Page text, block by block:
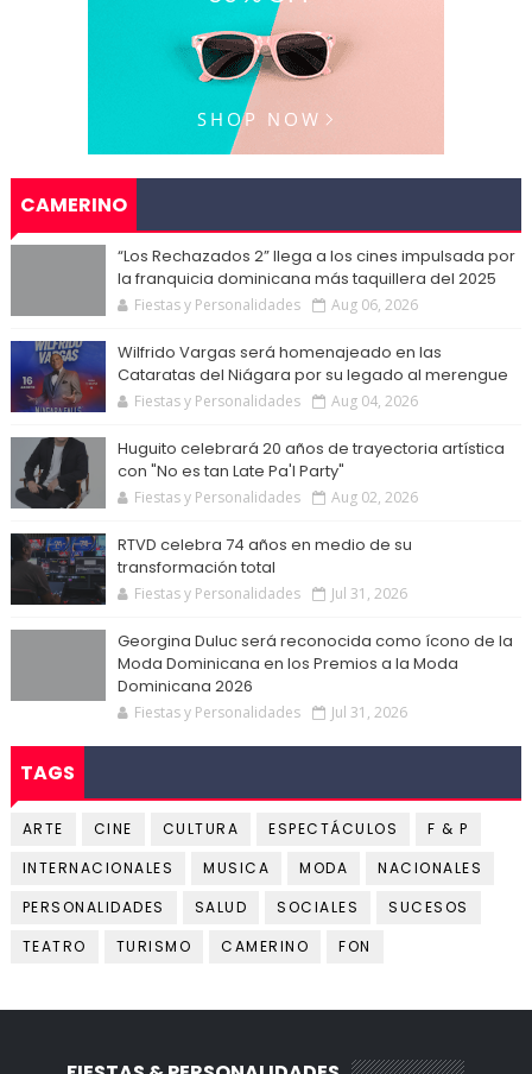
CAMERINO
“Los Rechazados 2” llega a los cines impulsada por
la franquicia dominicana más taquillera del 2025
Fiestas y Personalidades Aug 06, 2026
Wilfrido Vargas será homenajeado en las
Cataratas del Niágara por su legado al merengue
Fiestas y Personalidades Aug 04, 2026
Huguito celebrará 20 años de trayectoria artística
con "No es tan Late Pa'l Party"
Fiestas y Personalidades Aug 02, 2026
RTVD celebra 74 años en medio de su
transformación total
Fiestas y Personalidades Jul 31, 2026
Georgina Duluc será reconocida como ícono de la
Moda Dominicana en los Premios a la Moda
Dominicana 2026
Fiestas y Personalidades Jul 31, 2026
TAGS
ARTE CINE CULTURA ESPECTÁCULOS
F & P
INTERNACIONALES
MUSICA MODA
NACIONALES
PERSONALIDADES
SALUD SOCIALES
SUCESOS
TEATRO
TURISMO CAMERINO FON